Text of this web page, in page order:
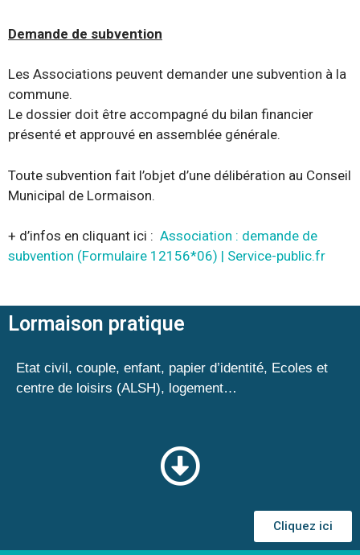
Demande de subvention
Les Associations peuvent demander une subvention à la
commune.
Le dossier doit être accompagné du bilan financier
présenté et approuvé en assemblée générale.
Toute subvention fait l’objet d’une délibération au Conseil
Municipal de Lormaison.
+ d’infos en cliquant ici : Association : demande de
subvention (Formulaire 12156*06) | Service-public.fr
Lormaison pratique
Etat civil, couple, enfant, papier d’identité, Ecoles et
centre de loisirs (ALSH), logement…
Cliquez ici